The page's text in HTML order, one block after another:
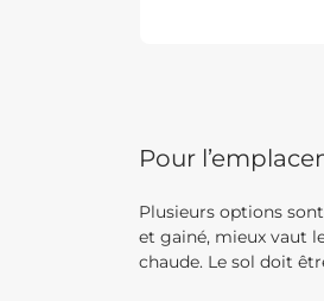
Pour
Plusieurs options
et gainé, mieux vaut
chaude. Le sol doit